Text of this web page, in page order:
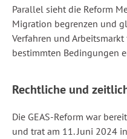
Parallel sieht die Reform
Migration begrenzen und
Verfahren und
bestimmten Bedingungen
Rechtliche und
Die GEAS-Reform war
und trat am 11. Juni 2024